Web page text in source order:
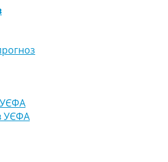
УЄФА
УЄФА